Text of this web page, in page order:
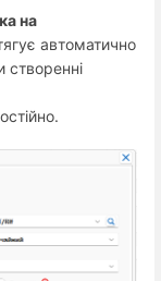
на
автоматично
створенні